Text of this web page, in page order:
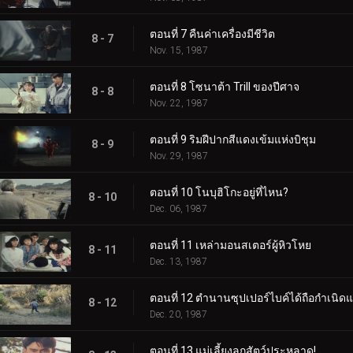
8 - 7 ตอนที่ 7 คืนค่าเครื่องมีชีวิต
Nov. 15, 1987
8 - 8 ตอนที่ 8 โซนาต้า Trill ของปีศาจ
Nov. 22, 1987
8 - 9 ตอนที่ 9 ริมฝีปากสีแดงเข้มแห่งบิชุม
Nov. 29, 1987
8 - 10 ตอนที่ 10 โนบุฮิโกะอยู่ที่ไหน?
Dec. 06, 1987
8 - 11 ตอนที่ 11 เหล่ามอนสเตอร์ผู้หิวโหย
Dec. 13, 1987
8 - 12 ตอนที่ 12 ตำนานซุปเปอร์ไบค์ได้ถือกำเนิด
Dec. 20, 1987
ตอนที่ 13 แม่เลี้ยงลูกสัตว์ประหลาด!